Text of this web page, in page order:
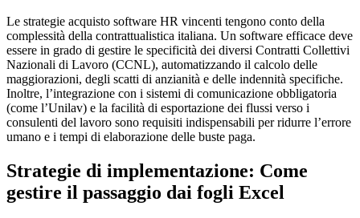
Le strategie acquisto software HR vincenti tengono conto della
complessità della contrattualistica italiana. Un software efficace deve
essere in grado di gestire le specificità dei diversi Contratti Collettivi
Nazionali di Lavoro (CCNL), automatizzando il calcolo delle
maggiorazioni, degli scatti di anzianità e delle indennità specifiche.
Inoltre, l’integrazione con i sistemi di comunicazione obbligatoria
(come l’Unilav) e la facilità di esportazione dei flussi verso i
consulenti del lavoro sono requisiti indispensabili per ridurre l’errore
umano e i tempi di elaborazione delle buste paga.
Strategie di implementazione: Come
gestire il passaggio dai fogli Excel